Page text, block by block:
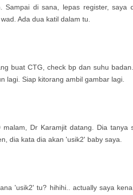
Sampai di sana, lepas register, saya
Ada dua katil dalam tu.
buat CTG, check bp dan suhu
lagi. Siap kitorang ambil gambar lagi.
malam, Dr Karamjit datang. Dia
dia kata dia akan 'usik2' baby saya.
'usik2' tu? hihihi.. actually saya